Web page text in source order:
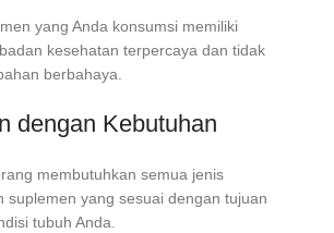
yang Anda konsumsi memiliki
kesehatan terpercaya dan tidak
berbahaya.
dengan Kebutuhan
membutuhkan semua jenis
suplemen yang sesuai dengan tujuan
tubuh Anda.